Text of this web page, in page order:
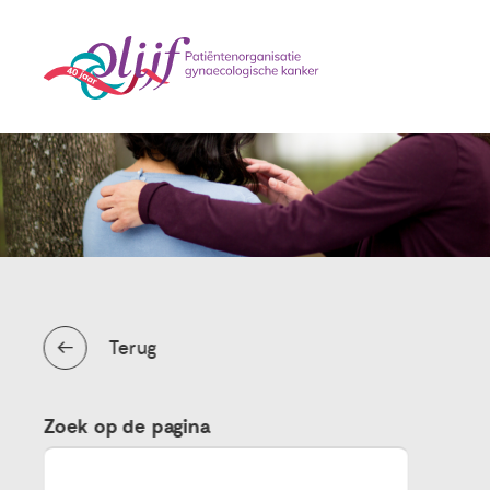
Terug
Zoek op de pagina